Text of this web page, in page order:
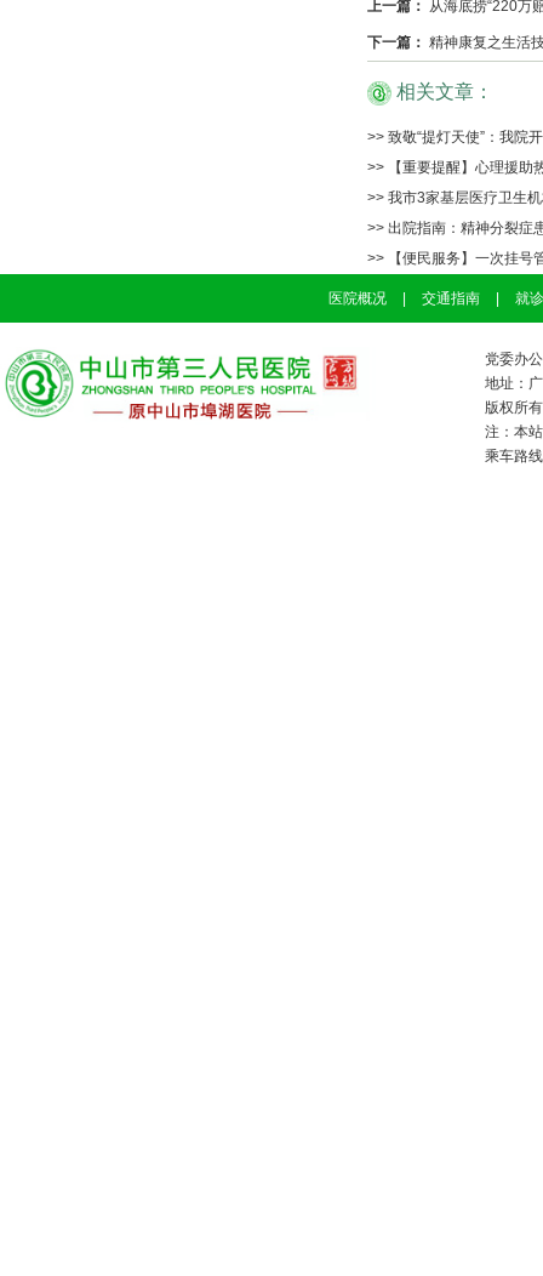
上一篇： 从海底捞“220万
下一篇： 精神康复之生活
相关文章：
>> 致敬“提灯天使”：我院
>> 【重要提醒】心理援助
>> 我市3家基层医疗卫生
>> 出院指南：精神分裂症
>> 【便民服务】一次挂号
医院概况 交通指南 就
党委办
地址：
版权所
注：本
乘车路